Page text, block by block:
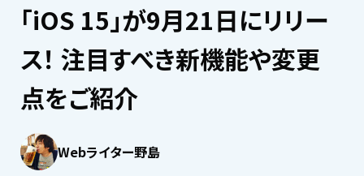
「iOS 15」が9月21日にリリー
ス！ 注目すべき新機能や変更
点をご紹介
Webライター野島